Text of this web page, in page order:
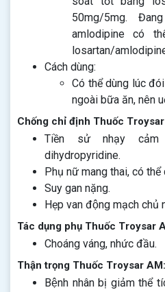
50mg/5mg.
amlodipine có
losartan/
Cách dùng:
Có thể dùng lúc
ngoài bữa ăn, nên
Chống chỉ định Thuốc
Tiền sử nhạy
dihydropyridine.
Phụ nữ mang thai, có thể
Suy gan nặng.
Hẹp van động mạch chủ
Tác dụng phụ Thuốc Troysar
Choáng váng, nhức đầu.
Thận trọng Thuốc Troysar AM:
Bệnh nhân bị giảm thể